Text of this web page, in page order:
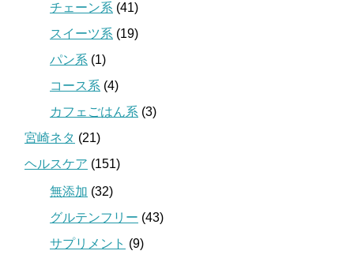
チェーン系 (41)
スイーツ系 (19)
パン系 (1)
コース系 (4)
カフェごはん系 (3)
宮崎ネタ (21)
ヘルスケア (151)
無添加 (32)
グルテンフリー (43)
サプリメント (9)